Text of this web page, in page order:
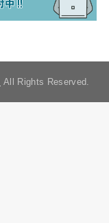
All Rights Reserved.